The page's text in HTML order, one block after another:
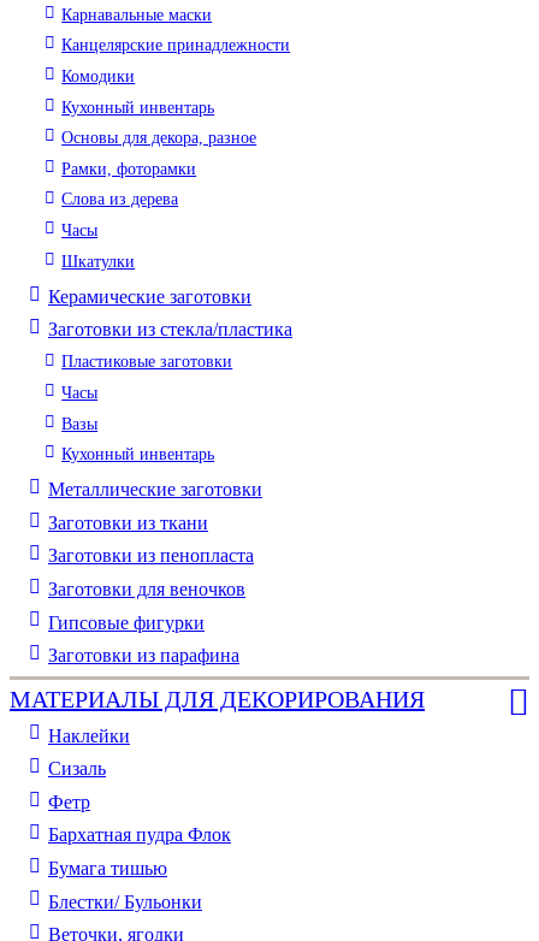
Карнавальные маски
Канцелярские принадлежности
Комодики
Кухонный инвентарь
Основы для декора, разное
Рамки, фоторамки
Слова из дерева
Часы
Шкатулки
Керамические заготовки
Заготовки из стекла/пластика
Пластиковые заготовки
Часы
Вазы
Кухонный инвентарь
Металлические заготовки
Заготовки из ткани
Заготовки из пенопласта
Заготовки для веночков
Гипсовые фигурки
Заготовки из парафина
МАТЕРИАЛЫ ДЛЯ ДЕКОРИРОВАНИЯ
Наклейки
Сизаль
Фетр
Бархатная пудра Флок
Бумага тишью
Блестки/ Бульонки
Веточки, ягодки